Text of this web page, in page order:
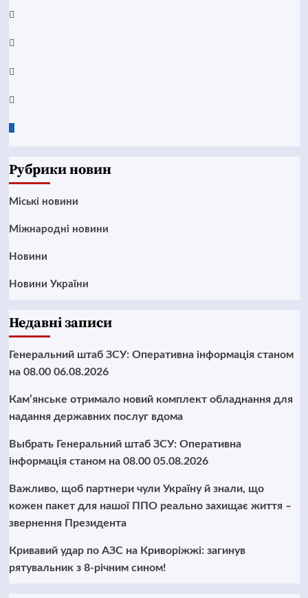
YouTube
Telegram
Instagram
Twitter
Google
Рубрики новин
Mіські новини
Міжнародні новини
Новини
Новини України
Недавні записи
Генеральний штаб ЗСУ: Оперативна інформація станом
на 08.00 06.08.2026
Кам’янське отримало новий комплект обладнання для
надання державних послуг вдома
Выбрать Генеральний штаб ЗСУ: Оперативна
інформація станом на 08.00 05.08.2026
Важливо, щоб партнери чули Україну й знали, що
кожен пакет для нашої ППО реально захищає життя –
звернення Президента
Кривавий удар по АЗС на Криворіжжі: загинув
рятувальник з 8-річним сином!